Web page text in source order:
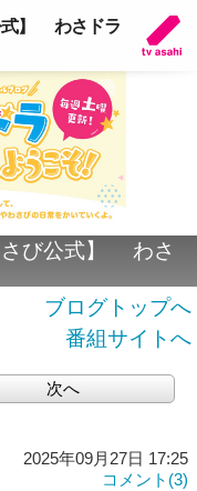
式】 わさドラ
さび公式】 わさ
ブログトップへ
番組サイトへ
次へ
2025年09月27日 17:25
コメント(3)